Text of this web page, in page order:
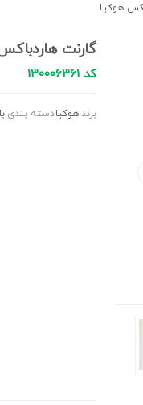
هوکیا
گارنت
کد 130006361
برند:هوکیادسته بندی: